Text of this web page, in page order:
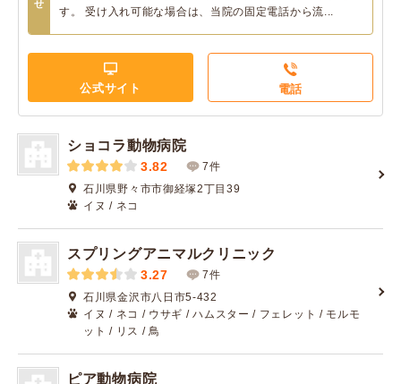
せ
す。 受け入れ可能な場合は、当院の固定電話から流...
公式サイト 電話
ショコラ動物病院
3.82
7件
石川県野々市市御経塚2丁目39
イヌ / ネコ
スプリングアニマルクリニック
3.27
7件
石川県金沢市八日市5-432
イヌ / ネコ / ウサギ / ハムスター / フェレット / モルモ
ット / リス / 鳥
ピア動物病院